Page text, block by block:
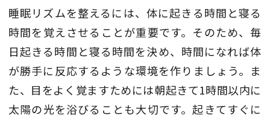
睡眠リズムを整えるには、体に起きる時間と寝る
時間を覚えさせることが重要です。そのため、毎
日起きる時間と寝る時間を決め、時間になれば体
が勝手に反応するような環境を作りましょう。ま
た、目をよく覚ますためには朝起きて1時間以内に
太陽の光を浴びることも大切です。起きてすぐに